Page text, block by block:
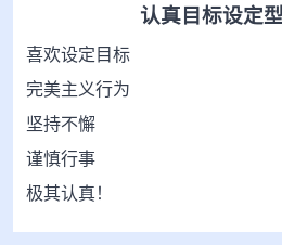
认真目标设定
喜欢设定目标
完美主义行为
坚持不懈
谨慎行事
极其认真！